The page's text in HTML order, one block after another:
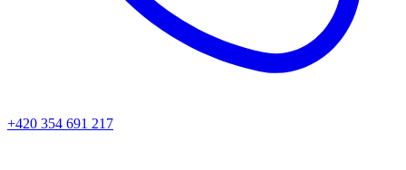
+420 354 691 217